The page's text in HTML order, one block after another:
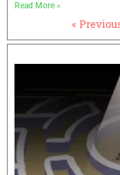
Read More »
«